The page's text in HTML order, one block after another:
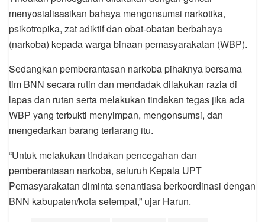
menyosialisasikan bahaya mengonsumsi narkotika,
psikotropika, zat adiktif dan obat-obatan berbahaya
(narkoba) kepada warga binaan pemasyarakatan (WBP).
Sedangkan pemberantasan narkoba pihaknya bersama
tim BNN secara rutin dan mendadak dilakukan razia di
lapas dan rutan serta melakukan tindakan tegas jika ada
WBP yang terbukti menyimpan, mengonsumsi, dan
mengedarkan barang terlarang itu.
“Untuk melakukan tindakan pencegahan dan
pemberantasan narkoba, seluruh Kepala UPT
Pemasyarakatan diminta senantiasa berkoordinasi dengan
BNN kabupaten/kota setempat,” ujar Harun.